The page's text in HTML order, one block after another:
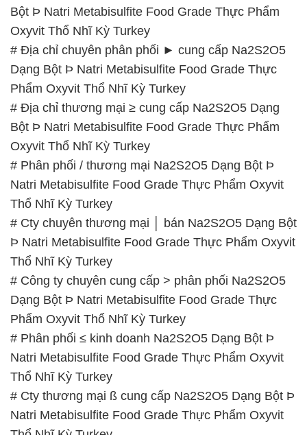
Bột Þ Natri Metabisulfite Food Grade Thực Phẩm
Oxyvit Thổ Nhĩ Kỳ Turkey
# Địa chỉ chuyên phân phối ► cung cấp Na2S2O5
Dạng Bột Þ Natri Metabisulfite Food Grade Thực
Phẩm Oxyvit Thổ Nhĩ Kỳ Turkey
# Địa chỉ thương mại ≥ cung cấp Na2S2O5 Dạng
Bột Þ Natri Metabisulfite Food Grade Thực Phẩm
Oxyvit Thổ Nhĩ Kỳ Turkey
# Phân phối / thương mại Na2S2O5 Dạng Bột Þ
Natri Metabisulfite Food Grade Thực Phẩm Oxyvit
Thổ Nhĩ Kỳ Turkey
# Cty chuyên thương mại │ bán Na2S2O5 Dạng Bột
Þ Natri Metabisulfite Food Grade Thực Phẩm Oxyvit
Thổ Nhĩ Kỳ Turkey
# Công ty chuyên cung cấp > phân phối Na2S2O5
Dạng Bột Þ Natri Metabisulfite Food Grade Thực
Phẩm Oxyvit Thổ Nhĩ Kỳ Turkey
# Phân phối ≤ kinh doanh Na2S2O5 Dạng Bột Þ
Natri Metabisulfite Food Grade Thực Phẩm Oxyvit
Thổ Nhĩ Kỳ Turkey
# Cty thương mại ß cung cấp Na2S2O5 Dạng Bột Þ
Natri Metabisulfite Food Grade Thực Phẩm Oxyvit